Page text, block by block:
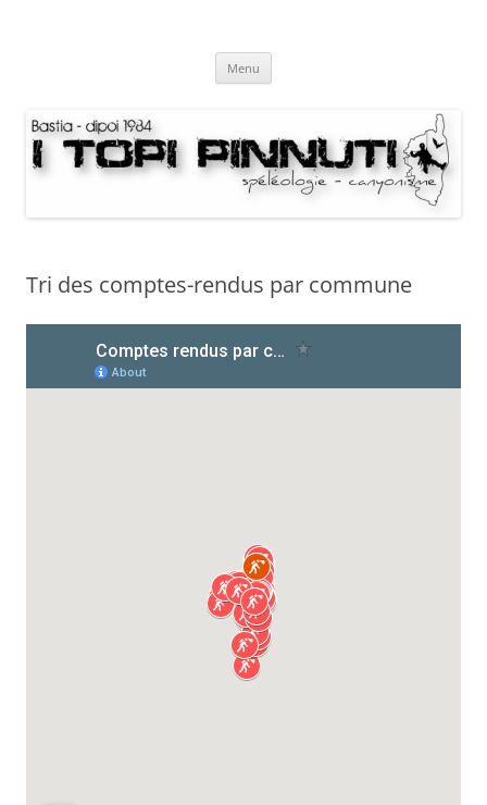
Menu
Tri des comptes-rendus par commune